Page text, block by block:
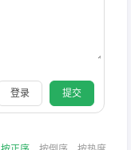
登录 提交